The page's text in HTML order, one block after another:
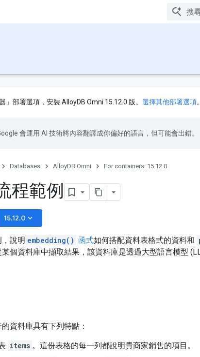
」 部署選項，安裝 AlloyDB Omni 15.12.0 版。 選擇其他部署選項。
會運用 AI 技術將內容翻譯成你偏好的語言，但可能會出錯。
Databases AlloyDB Omni For containers: 15.12.0
程範例
15.12.0 keyboard_arrow_down
說明 embedding() 函式如何搭配資料表格式的資料和
個資料庫中擷取結果，該資料庫是透過大型語言模型
資料庫具有下列特點：
items 。這份表格的每一列都說明貴商家銷售的項目。